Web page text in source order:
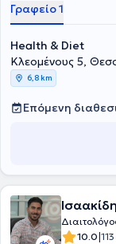
Γραφείο 1
Health & Diet
Κλεομένους 5,
6,8 km
Επόμενη
10.0|